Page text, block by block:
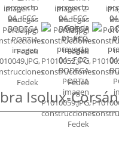
Isolux-Corsán